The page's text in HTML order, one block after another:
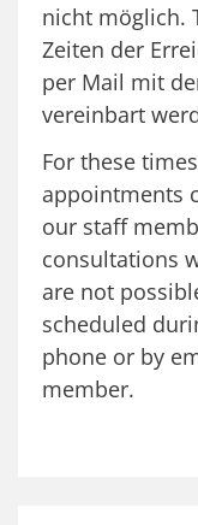
nicht möglich.
Zeiten der
per Mail mit
vereinbart
For these
appointments
our staff
consultations
are not
scheduled
phone or by
member.